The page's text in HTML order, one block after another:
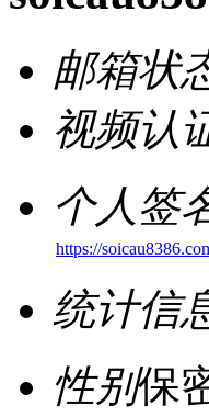
邮箱状
视频认
个人签
https://
统计信
性别保